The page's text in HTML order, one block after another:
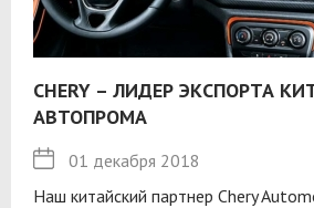
CHERY – ЛИДЕР ЭКСПОРТА
АВТОПРОМА
01 декабря 2018
Наш китайский партнер Chery